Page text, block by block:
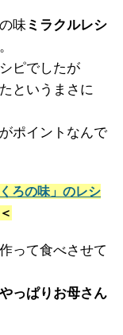
味 ミラクルレシ
ピでしたが
というまさに
ポイントなんで
ろの味」のレシ
って食べさせて
っぱりお母さん